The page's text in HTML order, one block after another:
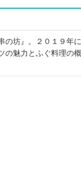
の坊』。２０１９年
の魅力とふぐ料理の